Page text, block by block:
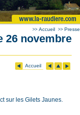
>> Accueil >> Presse
26 novembre
Accueil
sur les Gilets Jaunes.